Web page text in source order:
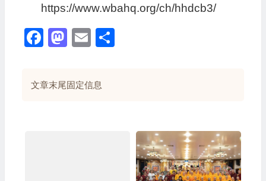
https://www.wbahq.org/ch/hhdcb3/
Facebook
Mastodon
Email
文章末尾固定信息